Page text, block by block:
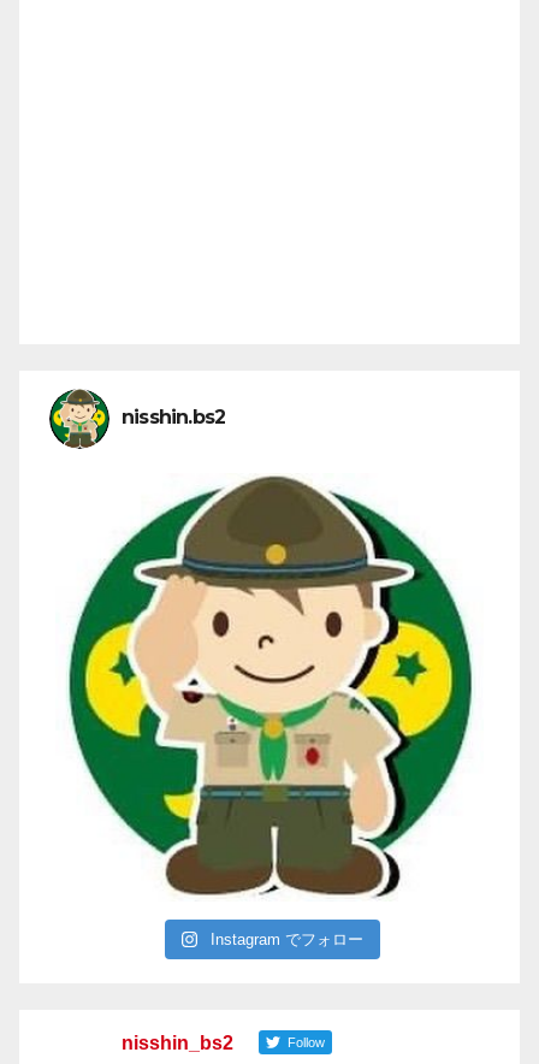
nisshin.bs2
Instagram でフォロー
nisshin_bs2 Follow